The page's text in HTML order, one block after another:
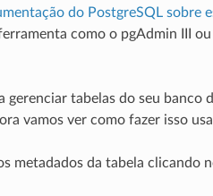
do PostgreSQL sobre
como o pgAdmin III
tabelas do seu banco
vamos ver como fazer isso
metadados da tabela clicando